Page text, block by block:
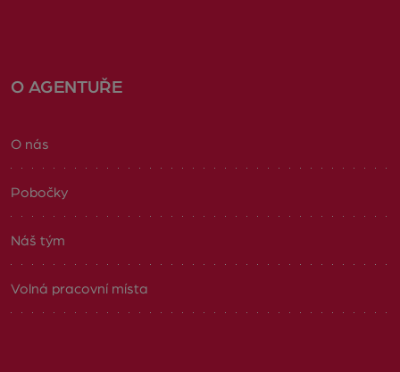
O AGENTUŘE
O nás
Pobočky
Náš tým
Volná pracovní místa